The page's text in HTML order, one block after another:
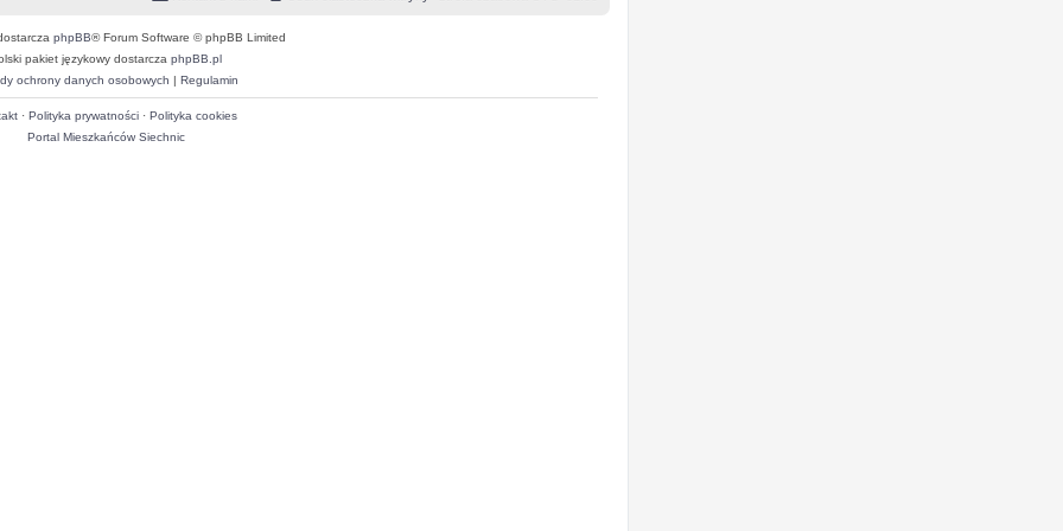
phpBB® Forum Software © phpBB Limited
pakiet językowy dostarcza phpBB.pl
ochrony danych osobowych | Regulamin
· Polityka prywatności· Polityka cookies
Portal Mieszkańców Siechnic